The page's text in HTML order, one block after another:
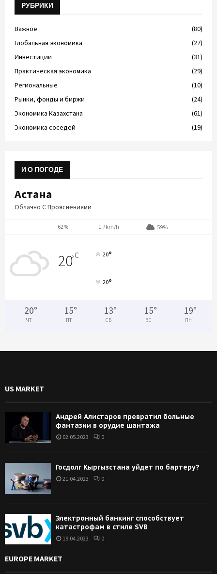
РУБРИКИ
Важное
(80)
Глобальная экономика
(27)
Инвестиции
(31)
Практическая экономика
(29)
Региональные
(10)
Рынки, фонды и биржи
(24)
Экономика Казахстана
(61)
Экономика соседей
(19)
И О ПОГОДЕ
Астана
Облачно С Прояснениями
62% 1.7km/h 59%
20°C 20°
20°
20°
ЧТ
15°
ПТ
13°
СБ
15°
ВС
19°
ПН
US MARKET
Андрей Алистаров превратил больные
фантазии в орудие шантажа
02.05.2023 0
Госдолг Кыргызстана уйдет по бартеру?
21.04.2023 0
Электронный банкинг способствует
катастрофам в стиле SVB
19.04.2023 0
EUROPE MARKET